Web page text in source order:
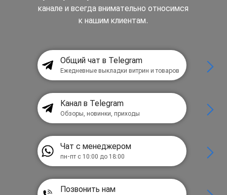
канале и всегда внимательно относимся
к нашим клиентам.
Общий чат в Telegram
Ежедневные выкладки витрин и товаров
Канал в Telegram
Обзоры, новинки, приходы
Чат с менеджером
пн-пт с 10:00 до 18:00
Позвонить нам